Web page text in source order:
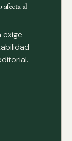
afecta al
exige